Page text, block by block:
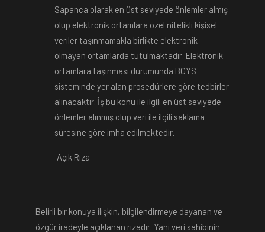
Sapanca olarak en üst seviyede önlemler almış
olup elektronik ortamlara özel nitelikli kişisel
veriler taşınmamakla birlikte elektronik
olmayan ortamlarda tutulmaktadır. Elektronik
ortamlara taşınması durumunda BGYS
sisteminde yer alan prosedürlere göre tedbirler
alınacaktır. İş bu konu ile ilgili en üst seviyede
önlemler alınmış olup veri ile ilgili saklama
süresine göre imha edilmektedir.
Açık Rıza
Belirli bir konuya ilişkin, bilgilendirmeye dayanan ve
özgür iradeyle açıklanan rızadır. Yani veri sahibinin